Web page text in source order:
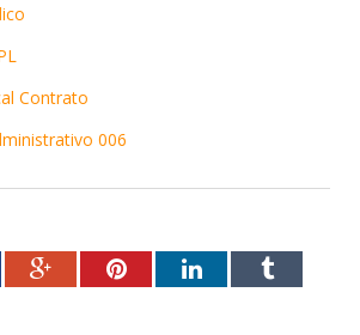
Contrato
006
Google+PinterestLinkedInTumblr